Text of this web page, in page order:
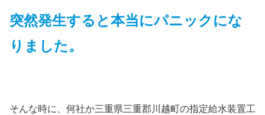
突然発生すると本当にパニックにな
りました。
そんな時に、何社か三重県三重郡川越町の指定給水装置工